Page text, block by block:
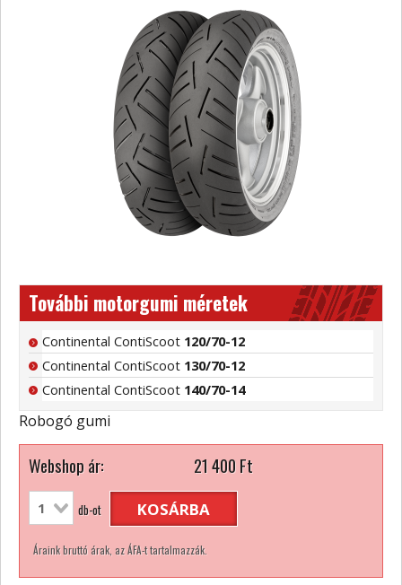
További motorgumi méretek
Continental ContiScoot 120/70-12
Continental ContiScoot 130/70-12
Continental ContiScoot 140/70-14
Robogó gumi
Webshop ár: 21 400Ft
db-ot KOSÁRBA
Áraink bruttó árak, az ÁFA-t tartalmazzák.